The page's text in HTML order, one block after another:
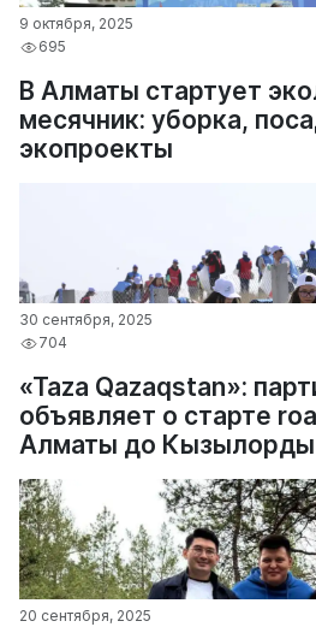
9 октября, 2025
695
В Алматы стартует
месячник: уборка,
экопроекты
30 сентября, 2025
704
«Taza Qazaqstan»:
объявляет о старте
Алматы до Кызылорды
20 сентября, 2025